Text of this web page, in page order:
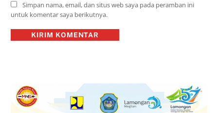
Simpan nama, email, dan situs web saya pada peramban ini
untuk komentar saya berikutnya.